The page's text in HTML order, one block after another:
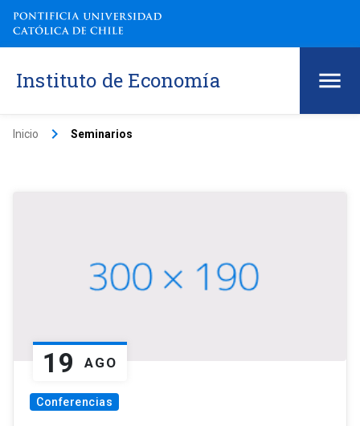
Instituto de Economía
Inicio keyboard_arrow_right Seminarios
19 AGO
Conferencias